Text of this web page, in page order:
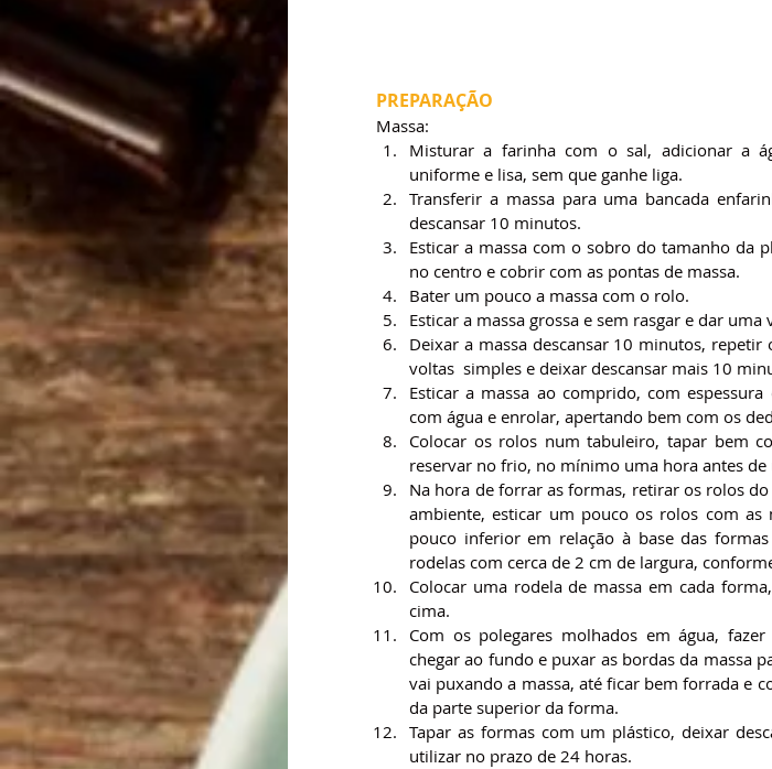
PREPARAÇÃO
Massa:
Misturar a farinha com o sal, adicionar a
uniforme e lisa, sem que ganhe liga.
Transferir a massa para uma bancada
descansar 10 minutos.
Esticar a massa com o sobro do tamanho da
no centro e cobrir com as pontas de massa.
Bater um pouco a massa com o rolo.
Esticar a massa grossa e sem rasgar e dar uma
Deixar a massa descansar 10 minutos,
voltas  simples e deixar descansar mais 10
Esticar a massa ao comprido, com
com água e enrolar, apertando bem com os
Colocar os rolos num tabuleiro, tapar bem
reservar no frio, no mínimo uma hora antes de
Na hora de forrar as formas, retirar os rolos
ambiente, esticar um pouco os rolos com
pouco inferior em relação à base das
rodelas com cerca de 2 cm de largura,
Colocar uma rodela de massa em cada
cima.
Com os polegares molhados em água,
chegar ao fundo e puxar as bordas da massa
vai puxando a massa, até ficar bem forrada e
da parte superior da forma.
Tapar as formas com um plástico, deixar
utilizar no prazo de 24 horas.